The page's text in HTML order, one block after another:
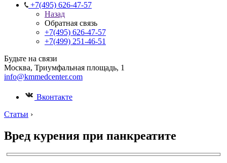
+7(495) 626-47-57
Назад
Обратная связь
+7(495) 626-47-57
+7(499) 251-46-51
Будьте на связи
Москва, Триумфальная площадь, 1
info@kmmedcenter.com
Вконтакте
Статьи ›
Вред курения при панкреатите